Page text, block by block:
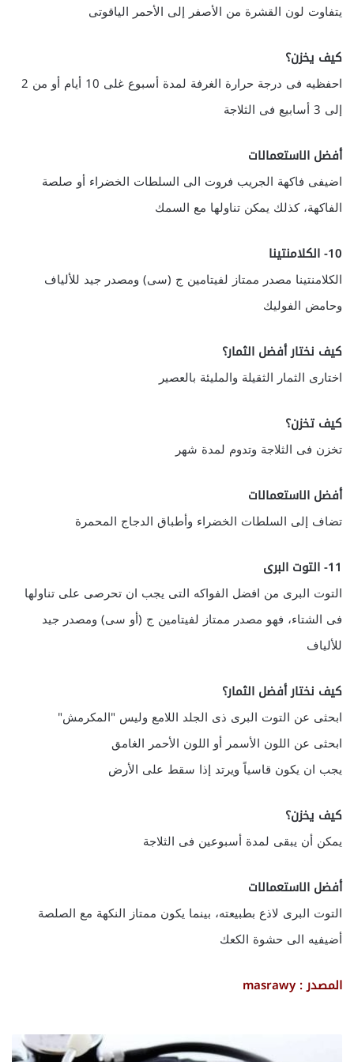
يتفاوت لون القشرة من الأصفر إلى الأحمر الياقوتى
كيف يخزن؟
احفظيه فى درجة حرارة الغرفة لمدة أسبوع غلى 10 أيام أو من 2
إلى 3 أسابيع فى الثلاجة
أفضل الاستعمالات
اضيفى فاكهة الجريب فروت الى السلطات الخضراء أو صلصة
الفاكهة، كذلك يمكن تناولها مع السمك
10- الكلامنتينا
الكلامنتينا مصدر ممتاز لفيتامين ج (سى) ومصدر جيد للألياف
وحامض الفوليك
كيف نختار أفضل الثمار؟
اختارى الثمار الثقيلة والمليئة بالعصير
كيف تخزن؟
تخزن فى الثلاجة وتدوم لمدة شهر
أفضل الاستعمالات
تضاف إلى السلطات الخضراء وأطباق الدجاج المحمرة
11- التوت البرى
التوت البرى من افضل الفواكه التى يجب ان تحرصى على تناولها
فى الشتاء، فهو مصدر ممتاز لفيتامين ج (أو سى) ومصدر جيد
للألياف
كيف نختار أفضل الثمار؟
ابحثى عن التوت البرى ذى الجلد اللامع وليس "المكرمش"
ابحثى عن اللون الأسمر أو اللون الأحمر الغامق
يجب ان يكون قاسياً ويرتد إذا سقط على الأرض
كيف يخزن؟
يمكن أن يبقى لمدة أسبوعين فى الثلاجة
أفضل الاستعمالات
التوت البرى لاذع بطبيعته، بينما يكون ممتاز النكهة مع الصلصة
أضيفيه الى حشوة الكعك
المصدر : masrawy